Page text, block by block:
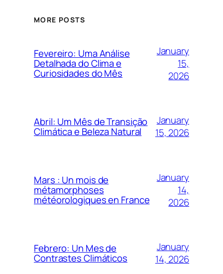
MORE POSTS
Fevereiro: Uma Análise
Detalhada do Clima e
Curiosidades do Mês
January
15,
2026
Abril: Um Mês de Transição
Climática e Beleza Natural
January
15, 2026
Mars : Un mois de
métamorphoses
météorologiques en France
January
14,
2026
Febrero: Un Mes de
Contrastes Climáticos
January
14, 2026